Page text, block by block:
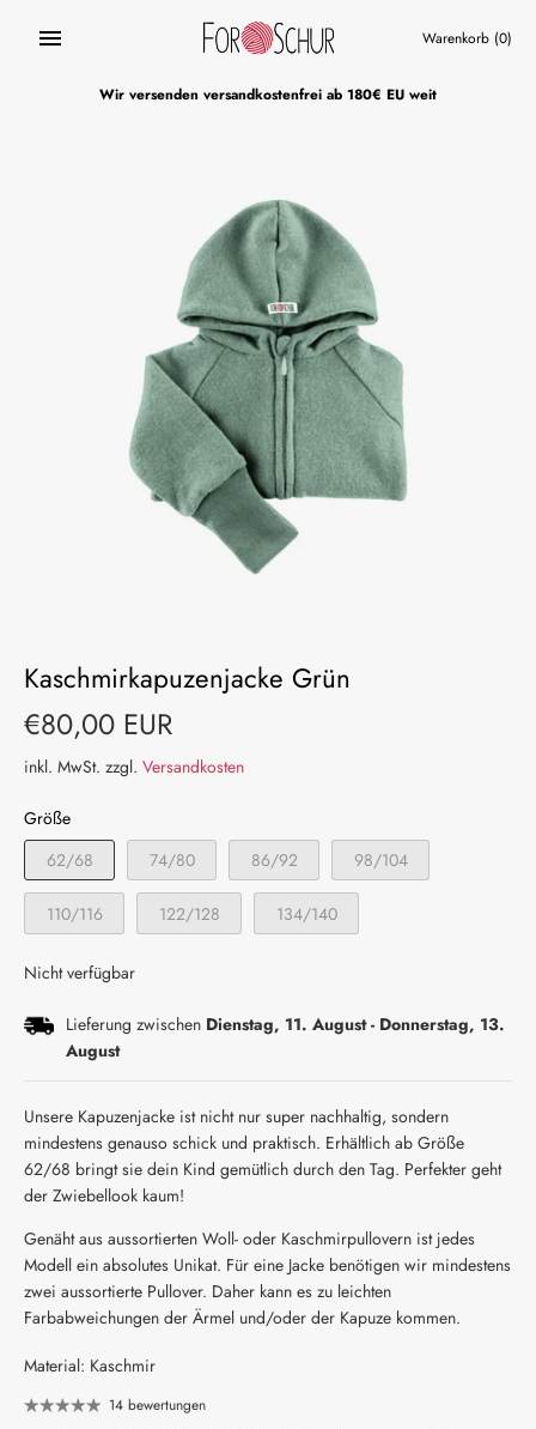
Warenkorb (0)
Wir versenden versandkostenfrei ab 180€ EU weit
Kaschmirkapuzenjacke Grün
€80,00 EUR
inkl. MwSt. zzgl. Versandkosten
Größe
62/68
74/80 86/92 98/104
110/116 122/128 134/140
Nicht verfügbar
Lieferung zwischen Dienstag, 11. August- Donnerstag, 13.
August
Unsere Kapuzenjacke ist nicht nur super nachhaltig, sondern
mindestens genauso schick und praktisch. Erhältlich ab Größe
62/68 bringt sie dein Kind gemütlich durch den Tag. Perfekter geht
der Zwiebellook kaum!
Genäht aus aussortierten Woll- oder Kaschmirpullovern ist jedes
Modell ein absolutes Unikat. Für eine Jacke benötigen wir mindestens
zwei aussortierte Pullover. Daher kann es zu leichten
Farbabweichungen der Ärmel und/oder der Kapuze kommen.
Material: Kaschmir
14 bewertungen